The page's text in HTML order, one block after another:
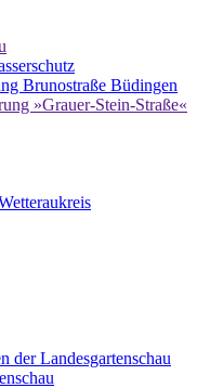
Brunostraße Büdingen
»Grauer-Stein-Straße«
der Landesgartenschau